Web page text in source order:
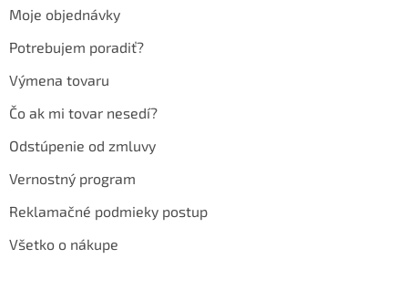
Moje objednávky
Potrebujem poradiť?
Výmena tovaru
Čo ak mi tovar nesedí?
Odstúpenie od zmluvy
Vernostný program
Reklamačné podmieky postup
Všetko o nákupe